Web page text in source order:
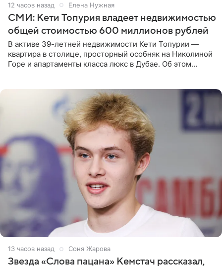
12 часов назад Елена Нужная
СМИ: Кети Топурия владеет недвижимостью
общей стоимостью 600 миллионов рублей
В активе 39-летней недвижимости Кети Топурии —
квартира в столице, просторный особняк на Николиной
Горе и апартаменты класса люкс в Дубае. Об этом
13 часов назад Соня Жарова
Звезда «Слова пацана» Кемстач рассказал,